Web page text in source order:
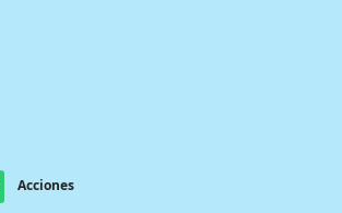
Acciones